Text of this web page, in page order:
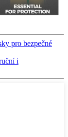
pro bezpečné
i